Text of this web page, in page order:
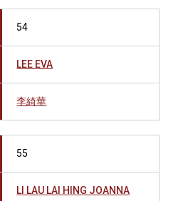
54
LEE EVA
李綺華
55
LI LAU LAI HING JOANNA